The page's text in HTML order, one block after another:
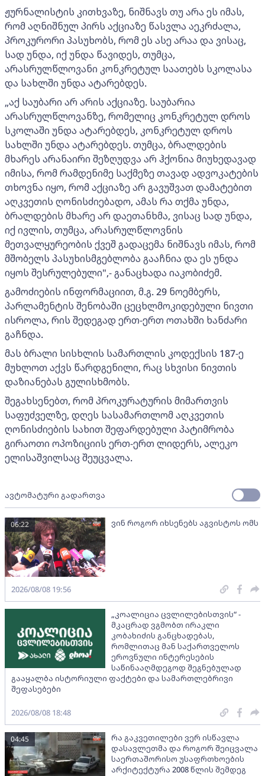
ჟურნალისტის კითხვაზე, ნიშნავს თუ არა ეს იმას,
რომ აღნიშნულ პირს აქციაზე წასვლა აეკრძალა,
პროკურორი პასუხობს, რომ ეს ასე არაა და ვისაც,
სად უნდა, იქ უნდა წავიდეს, თუმცა,
არასრულწლოვანი კონკრეტულ საათებს სკოლასა
და სახლში უნდა ატარებდეს.
„აქ საუბარი არ არის აქციაზე. საუბარია
არასრულწლოვანზე, რომელიც კონკრეტულ დროს
სკოლაში უნდა ატარებდეს, კონკრეტულ დროს
სახლში უნდა ატარებდეს. თუმცა, ბრალდების
მხარეს არანაირი შეზღუდვა არ ჰქონია მიუხედავად
იმისა, რომ რამდენიმე საქმეზე თავად ადვოკატების
თხოვნა იყო, რომ აქციაზე არ გავუშვათ დამატებით
აღკვეთის ღონისძიებადო, ამას რა თქმა უნდა,
ბრალდების მხარე არ დაეთანხმა, ვისაც სად უნდა,
იქ ივლის, თუმცა, არასრულწლოვნის
მეთვალყურეობის ქვეშ გადაცემა ნიშნავს იმას, რომ
მშობელს პასუხისმგებლობა გააჩნია და ეს უნდა
იყოს შესრულებული",- განაცხადა იაკობიძემ.
გამოძიების ინფორმაციით, მ.გ. 29 ნოემბერს,
პარლამენტის შენობაში ცეცხლმოკიდებული ნივთი
ისროლა, რის შედეგად ერთ-ერთ ოთახში ხანძარი
გაჩნდა.
მას ბრალი სისხლის სამართლის კოდექსის 187-ე
მუხლოთ აქვს წარდგენილი, რაც სხვისი ნივთის
დაზიანებას გულისხმობს.
შეგახსენებთ, რომ პროკურატურის მიმართვის
საფუძველზე, დღეს სასამართლომ აღკვეთის
ღონისძიების სახით შეფარდებული პატიმრობა
გირაოთი ოპოზიციის ერთ-ერთ ლიდერს, ალეკო
ელისაშვილსაც შეუცვალა.
ავტომატური გადართვა
ვინ როგორ იხსენებს აგვისტოს ომს
06:22
2026/08/08 19:56
„კოალიცია ცვლილებისთვის“ -
მკაცრად ვგმობთ ირაკლი
კობახიძის განცხადებას,
რომლითაც მან საქართველოს
ეროვნული ინტერესების
საწინააღმდეგოდ შეგნებულად
გააყალბა ისტორიული ფაქტები და სამართლებრივი
შეფასებები
2026/08/08 18:48
რა გაკვეთილები ვერ ისწავლა
დასავლეთმა და როგორ შეიცვალა
საერთაშორისო უსაფრთხოების
არქიტექტურა 2008 წლის შემდეგ
04:45